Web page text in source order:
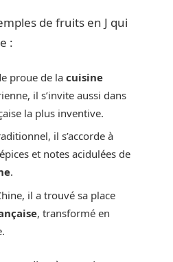
de fruits en J qui
:
proue de la cuisine
il s’invite aussi dans
la plus inventive.
il s’accorde à
et notes acidulées de
.
il a trouvé sa place
, transformé en